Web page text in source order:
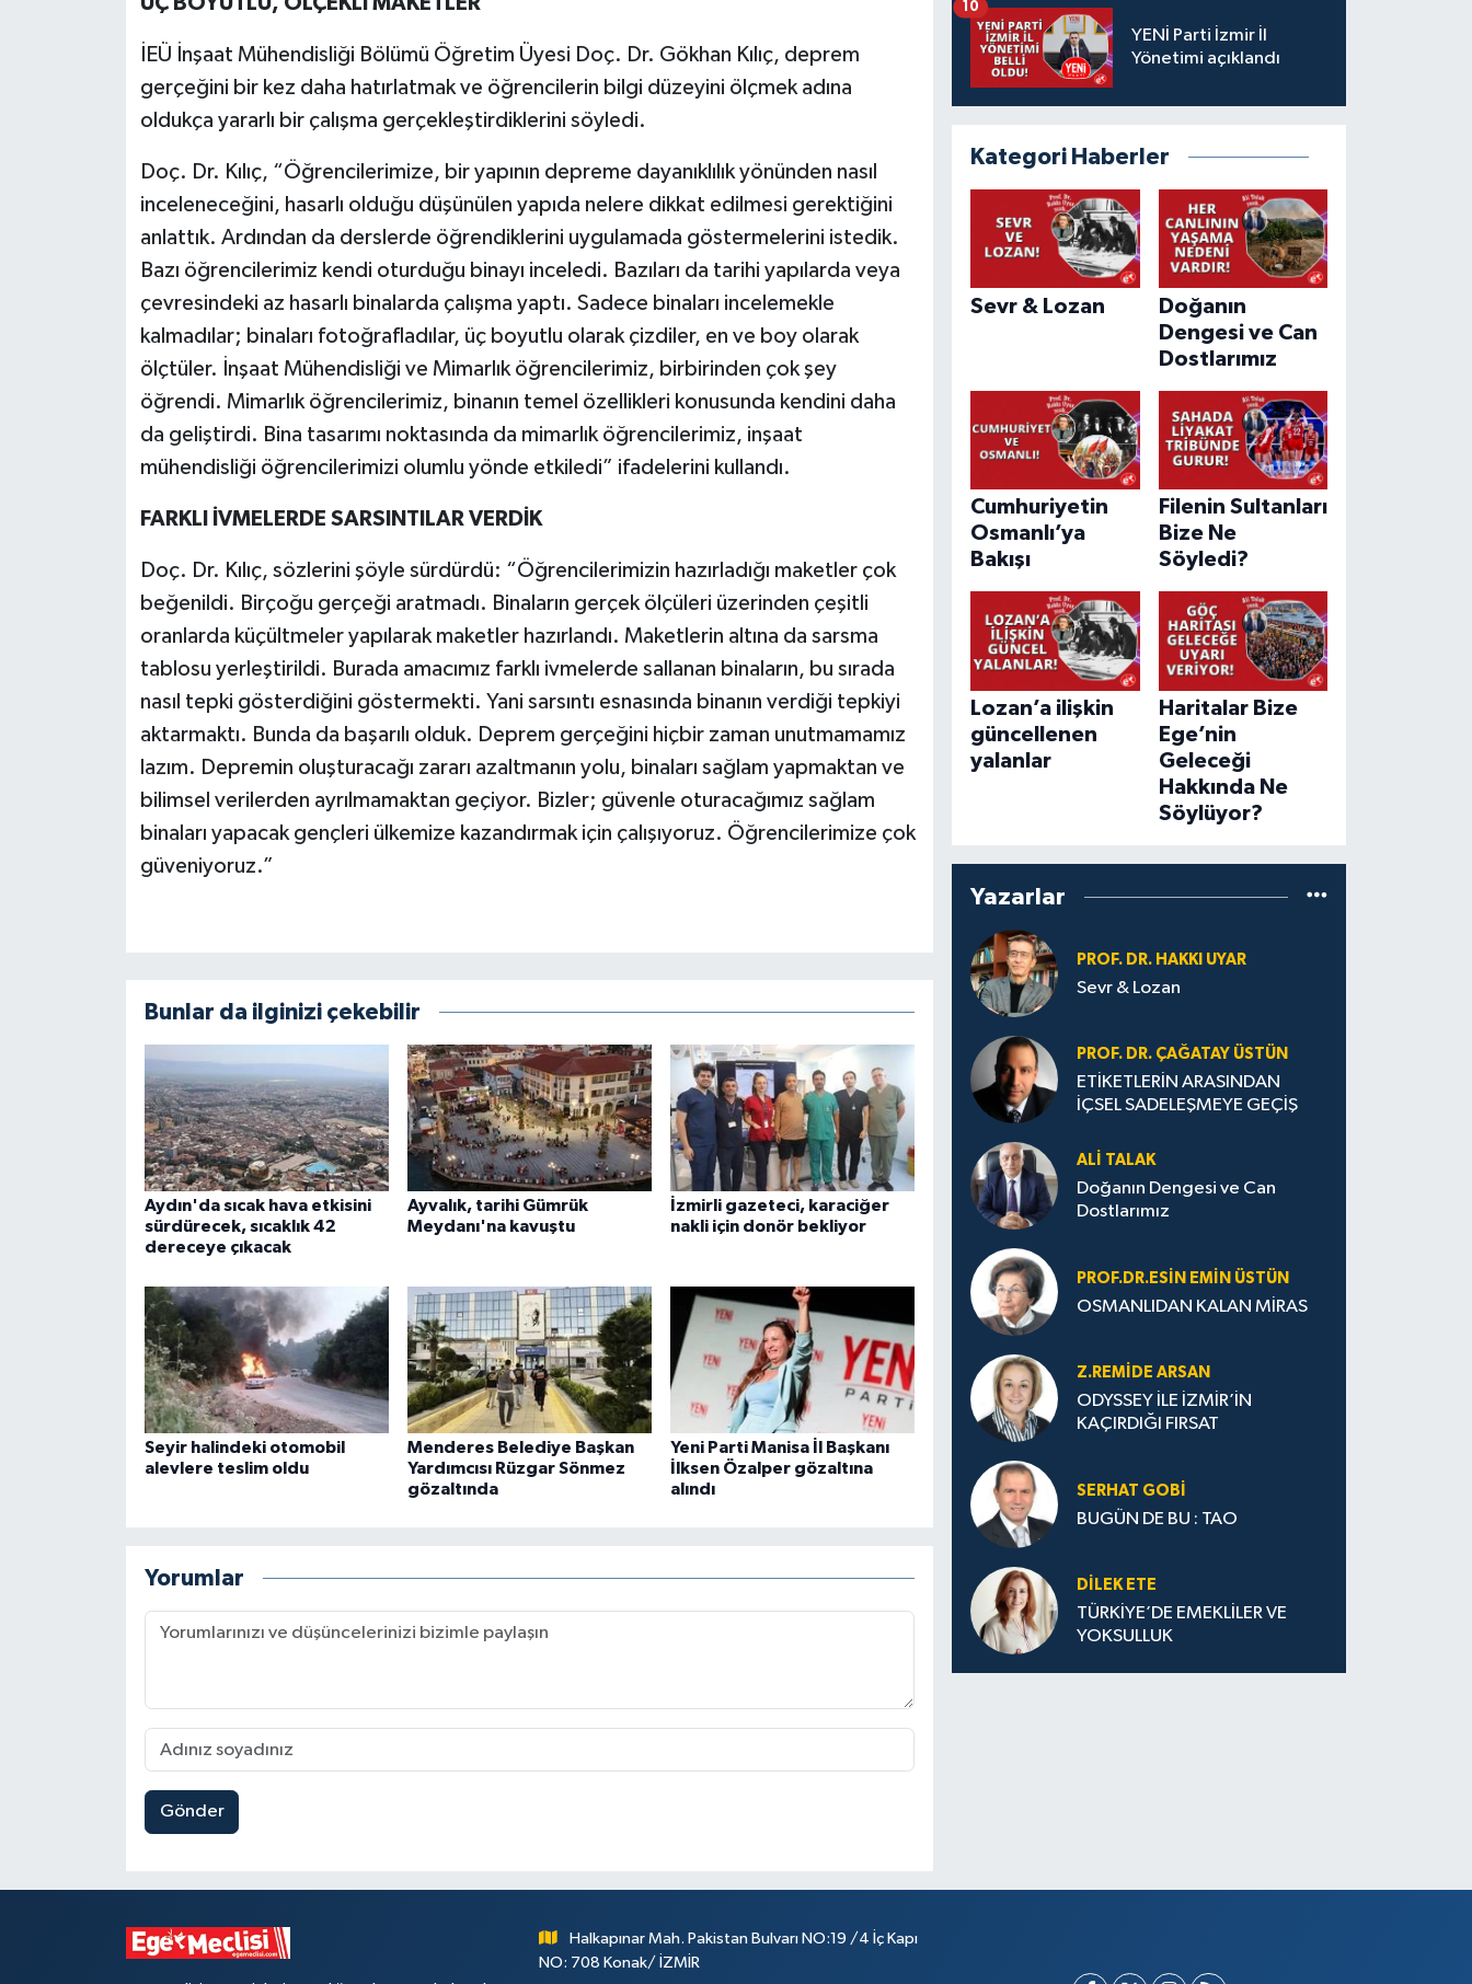
İEÜ İnşaat Mühendisliği Bölümü Öğretim Üyesi Doç. Dr. Gökhan Kılıç, deprem
gerçeğini bir kez daha hatırlatmak ve öğrencilerin bilgi düzeyini ölçmek adına
oldukça yararlı bir çalışma gerçekleştirdiklerini söyledi.
Doç. Dr. Kılıç, “Öğrencilerimize, bir yapının depreme dayanıklılık yönünden nasıl
inceleneceğini, hasarlı olduğu düşünülen yapıda nelere dikkat edilmesi gerektiğini
anlattık. Ardından da derslerde öğrendiklerini uygulamada göstermelerini istedik.
Bazı öğrencilerimiz kendi oturduğu binayı inceledi. Bazıları da tarihi yapılarda veya
çevresindeki az hasarlı binalarda çalışma yaptı. Sadece binaları incelemekle
kalmadılar; binaları fotoğrafladılar, üç boyutlu olarak çizdiler, en ve boy olarak
ölçtüler. İnşaat Mühendisliği ve Mimarlık öğrencilerimiz, birbirinden çok şey
öğrendi. Mimarlık öğrencilerimiz, binanın temel özellikleri konusunda kendini daha
da geliştirdi. Bina tasarımı noktasında da mimarlık öğrencilerimiz, inşaat
mühendisliği öğrencilerimizi olumlu yönde etkiledi” ifadelerini kullandı.
FARKLI İVMELERDE SARSINTILAR VERDİK
Doç. Dr. Kılıç, sözlerini şöyle sürdürdü: “Öğrencilerimizin hazırladığı maketler çok
beğenildi. Birçoğu gerçeği aratmadı. Binaların gerçek ölçüleri üzerinden çeşitli
oranlarda küçültmeler yapılarak maketler hazırlandı. Maketlerin altına da sarsma
tablosu yerleştirildi. Burada amacımız farklı ivmelerde sallanan binaların, bu sırada
nasıl tepki gösterdiğini göstermekti. Yani sarsıntı esnasında binanın verdiği tepkiyi
aktarmaktı. Bunda da başarılı olduk. Deprem gerçeğini hiçbir zaman unutmamamız
lazım. Depremin oluşturacağı zararı azaltmanın yolu, binaları sağlam yapmaktan ve
bilimsel verilerden ayrılmamaktan geçiyor. Bizler; güvenle oturacağımız sağlam
binaları yapacak gençleri ülkemize kazandırmak için çalışıyoruz. Öğrencilerimize çok
güveniyoruz.”
Bunlar da ilginizi çekebilir
Aydın'da sıcak hava etkisini
sürdürecek, sıcaklık 42
dereceye çıkacak
Ayvalık, tarihi Gümrük
Meydanı'na kavuştu
İzmirli gazeteci, karaciğer
nakli için donör bekliyor
Seyir halindeki otomobil
alevlere teslim oldu
Menderes Belediye Başkan
Yardımcısı Rüzgar Sönmez
gözaltında
Yeni Parti Manisa İl Başkanı
İlksen Özalper gözaltına
alındı
Yorumlar
Gönder
YENİ Parti İzmir İl
Yönetimi açıklandı
10
Kategori Haberler
Sevr & Lozan
Doğanın
Dengesi ve Can
Dostlarımız
Cumhuriyetin
Osmanlı’ya
Bakışı
Filenin Sultanları
Bize Ne
Söyledi?
Lozan’a ilişkin
güncellenen
yalanlar
Haritalar Bize
Ege’nin
Geleceği
Hakkında Ne
Söylüyor?
Yazarlar
PROF. DR. HAKKI UYAR
Sevr & Lozan
PROF. DR. ÇAĞATAY ÜSTÜN
ETİKETLERİN ARASINDAN
İÇSEL SADELEŞMEYE GEÇİŞ
ALI TALAK
Doğanın Dengesi ve Can
Dostlarımız
PROF.DR.ESIN EMIN ÜSTÜN
OSMANLIDAN KALAN MİRAS
Z.REMIDE ARSAN
ODYSSEY İLE İZMİR’İN
KAÇIRDIĞI FIRSAT
SERHAT GOBİ
BUGÜN DE BU : TAO
DILEK ETE
TÜRKİYE’DE EMEKLİLER VE
YOKSULLUK
Halkapınar Mah. Pakistan Bulvarı NO:19 /4 İç Kapı
NO: 708 Konak/ İZMİR